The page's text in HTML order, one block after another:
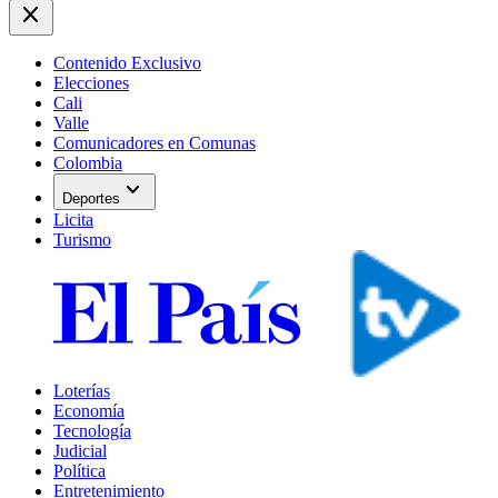
close
Contenido Exclusivo
Elecciones
Cali
Valle
Comunicadores en Comunas
Colombia
Deportes expand_more
Licita
Turismo
Loterías
Economía
Tecnología
Judicial
Política
Entretenimiento